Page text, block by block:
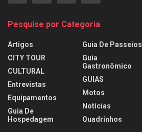
Pesquise por Categoria
Artigos
CITY TOUR
CULTURAL
Entrevistas
Equipamentos
Guia De
Hospedagem
Guia De Passeios
Guia
Gastronômico
GUIAS
Motos
Notícias
Quadrinhos